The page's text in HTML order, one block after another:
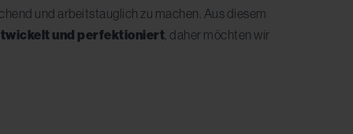
und arbeitstauglich zu machen. Aus diesem
und perfektioniert , daher möchten wir